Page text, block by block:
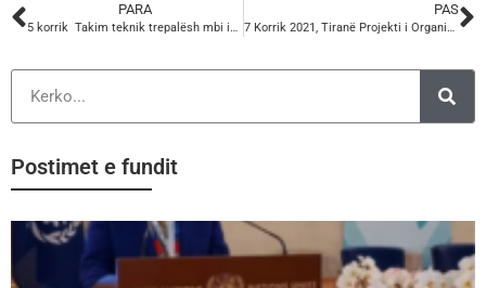
PARA
5 korrik Takim teknik trepalësh mbi indikatorët e performancës së forumeve kombëtare të dialogut social.
PAS
7 Korrik 2021, Tiranë Projekti i Organizatës Ndërkombëtare të Punës (ILO) dhe Platforma e Punësimit dhe Çështjeve Sociale 2 (ESAP 2)
Postimet e fundit